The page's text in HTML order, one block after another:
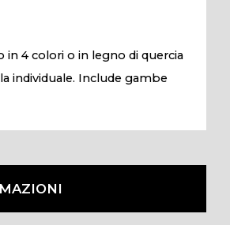
4 colori o in legno di quercia
individuale. Include gambe